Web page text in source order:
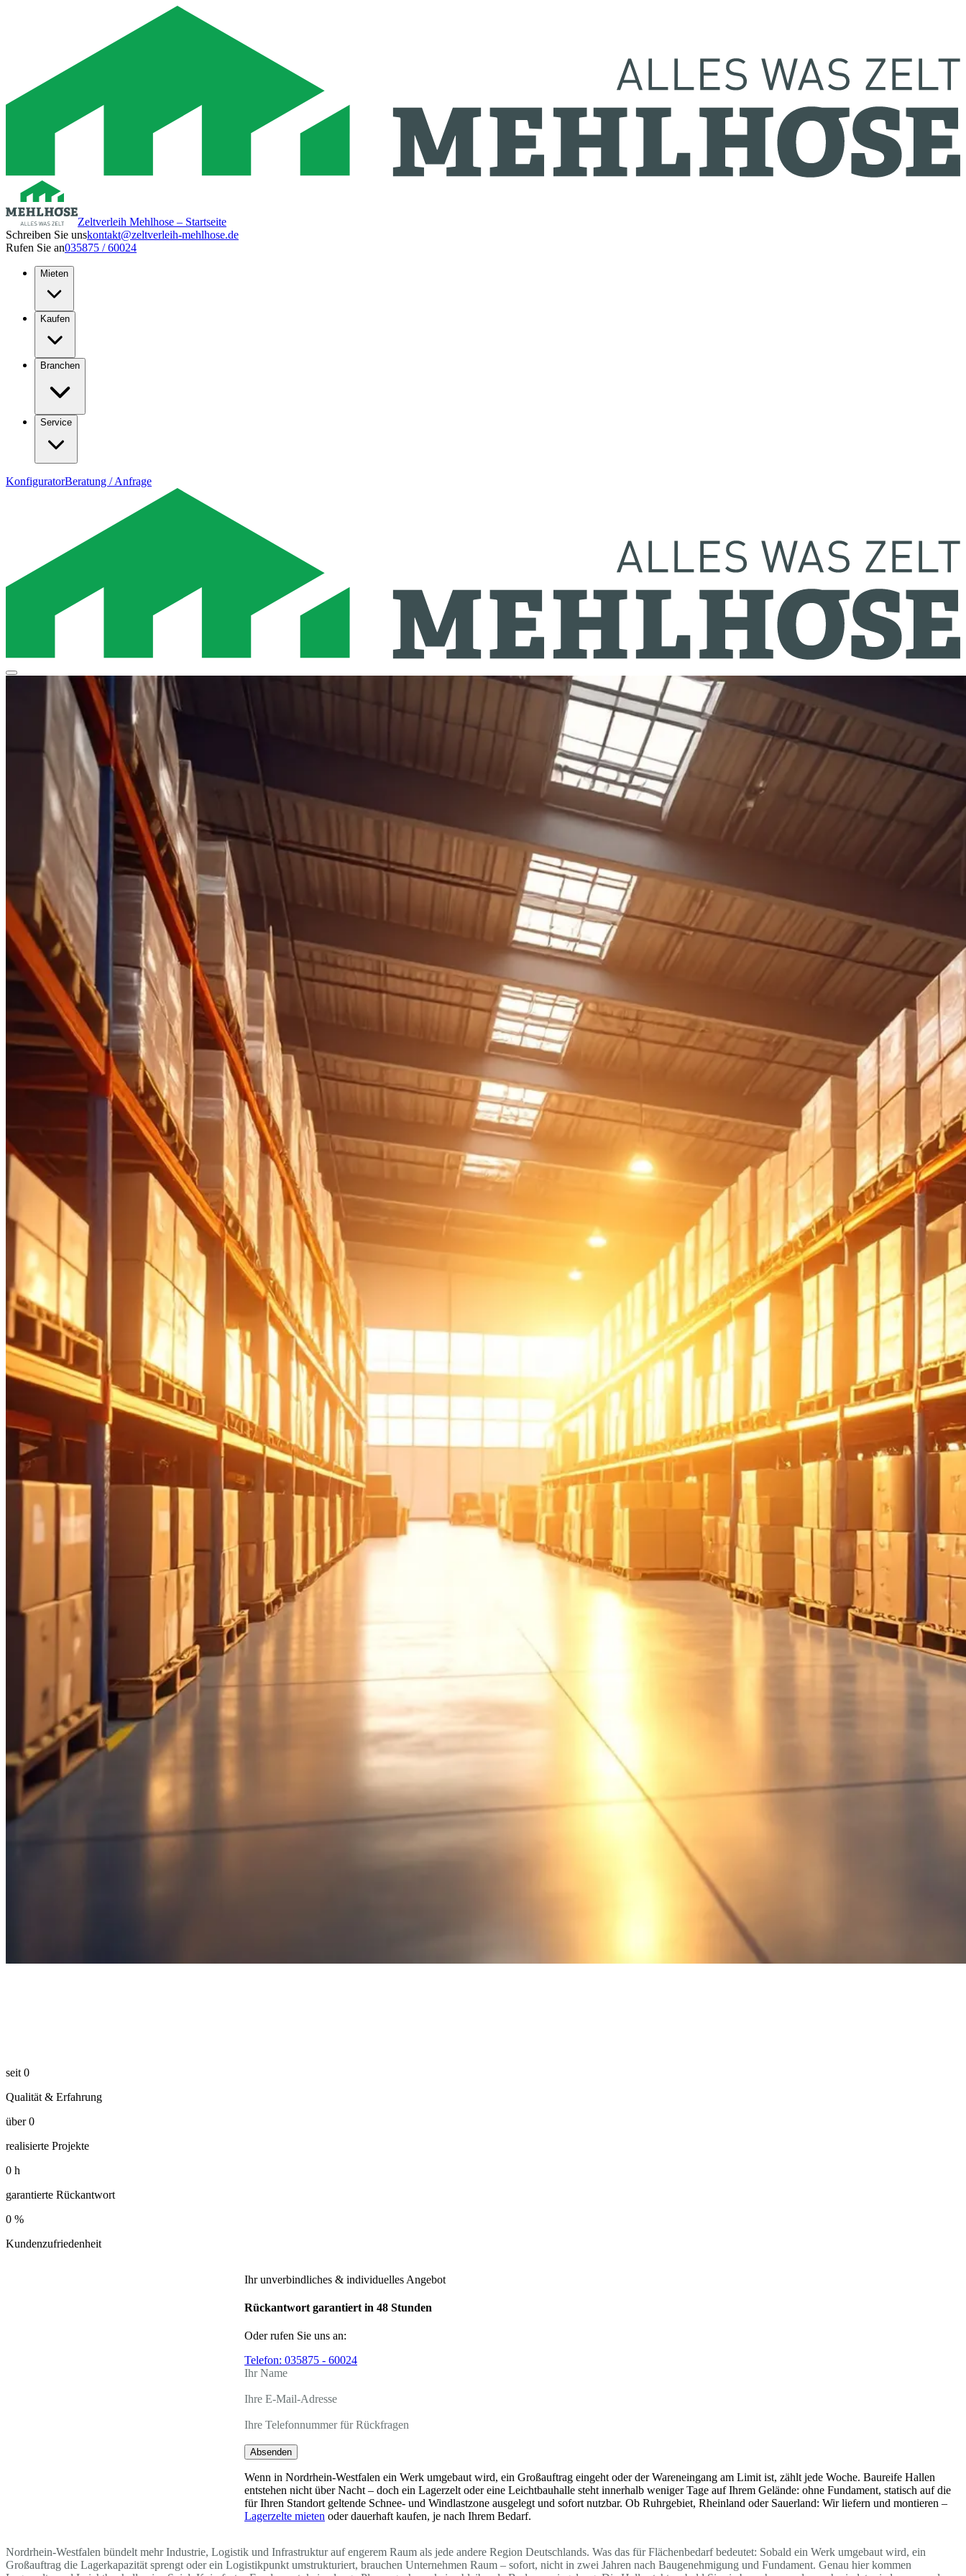
Zeltverleih Mehlhose – Startseite
Schreiben Sie unskontakt@zeltverleih-mehlhose.de
Rufen Sie an035875 / 60024
Mieten
Kaufen
Branchen
Service
KonfiguratorBeratung / Anfrage
seit 0
Qualität & Erfahrung
über 0
realisierte Projekte
0 h
garantierte Rückantwort
0 %
Kundenzufriedenheit
Ihr unverbindliches & individuelles Angebot
Rückantwort garantiert in 48 Stunden
Oder rufen Sie uns an:
Telefon: 035875 - 60024
Ihr Name
Ihre E-Mail-Adresse
Ihre Telefonnummer für Rückfragen
Absenden
Wenn in Nordrhein-Westfalen ein Werk umgebaut wird, ein Großauftrag eingeht oder der Wareneingang am Limit ist, zählt jede Woche. Baureife Hallen
entstehen nicht über Nacht – doch ein Lagerzelt oder eine Leichtbauhalle steht innerhalb weniger Tage auf Ihrem Gelände: ohne Fundament, statisch auf die
für Ihren Standort geltende Schnee- und Windlastzone ausgelegt und sofort nutzbar. Ob Ruhrgebiet, Rheinland oder Sauerland: Wir liefern und montieren –
Lagerzelte mieten oder dauerhaft kaufen, je nach Ihrem Bedarf.
Nordrhein-Westfalen bündelt mehr Industrie, Logistik und Infrastruktur auf engerem Raum als jede andere Region Deutschlands. Was das für Flächenbedarf bedeutet: Sobald ein Werk umgebaut wird, ein
Großauftrag die Lagerkapazität sprengt oder ein Logistikpunkt umstrukturiert, brauchen Unternehmen Raum – sofort, nicht in zwei Jahren nach Baugenehmigung und Fundament. Genau hier kommen